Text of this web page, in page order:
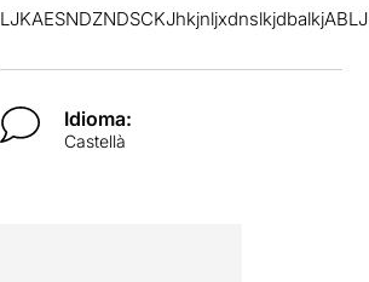
Idioma:
Castellà